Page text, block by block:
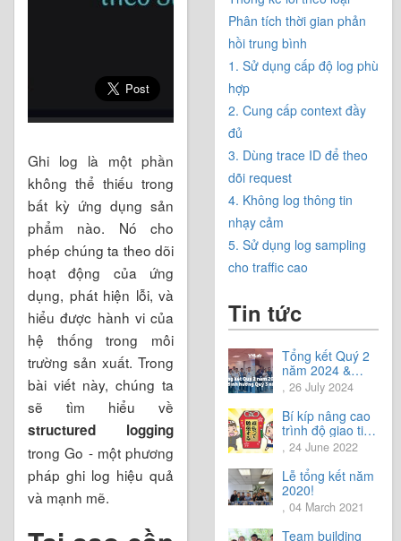
Ghi log là một phần
không thể thiếu trong
bất kỳ ứng dụng sản
phẩm nào. Nó cho
phép chúng ta theo dõi
hoạt động của ứng
dụng, phát hiện lỗi, và
hiểu được hành vi của
hệ thống trong môi
trường sản xuất. Trong
bài viết này, chúng ta
sẽ tìm hiểu về
structured logging
trong Go - một phương
pháp ghi log hiệu quả
và mạnh mẽ.
Phân tích thời gian phản
hồi trung bình
1. Sử dụng cấp độ log phù
hợp
2. Cung cấp context đầy
đủ
3. Dùng trace ID để theo
dõi request
4. Không log thông tin
nhạy cảm
5. Sử dụng log sampling
cho traffic cao
Tin tức
Tổng kết Quý 2
năm 2024 &
Chia sẻ định
hướng Quý 3
năm 2024
, 26 July 2024
Bí kíp nâng cao
trình độ giao tiếp
tiếng Nhật.
, 24 June 2022
Lễ tổng kết năm
2020!
, 04 March 2021
Team building